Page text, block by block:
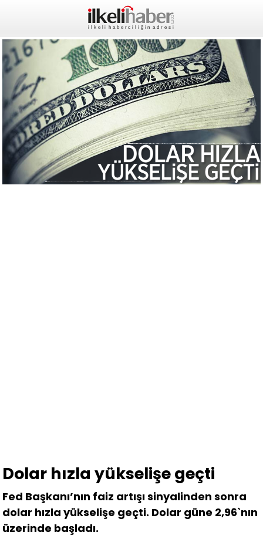
Dolar hızla yükselişe geçti
Fed Başkanı’nın faiz artışı sinyalinden sonra
dolar hızla yükselişe geçti. Dolar güne 2,96`nın
üzerinde başladı.